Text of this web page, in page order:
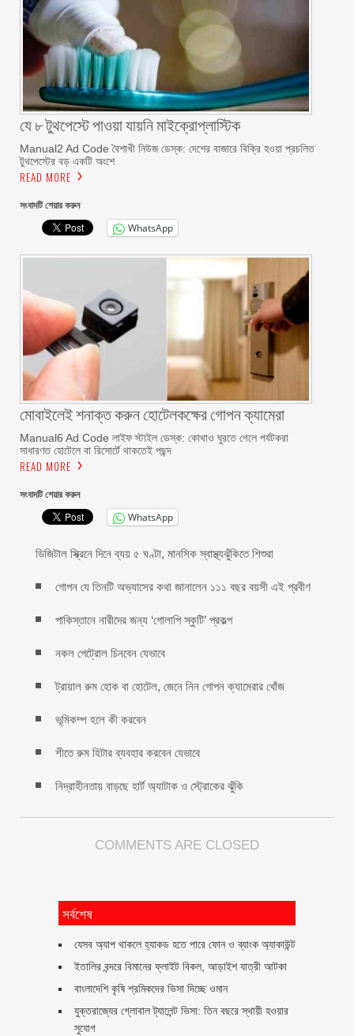
যে ৮ টুথপেস্টে পাওয়া যায়নি মাইক্রোপ্লাস্টিক
Manual2 Ad Code বৈশাখী নিউজ ডেস্ক: দেশের বাজারে বিক্রি হওয়া প্রচলিত
টুথপেস্টের বড় একটি অংশে
READ MORE
সংবাদটি শেয়ার করুন
WhatsApp
মোবাইলেই শনাক্ত করুন হোটেলকক্ষের গোপন ক্যামেরা
Manual6 Ad Code লাইফ স্টাইল ডেস্ক: কোথাও ঘুরতে গেলে পর্যটকরা
সাধারণত হোটেলে বা রিসোর্টে থাকতেই পছন্দ
READ MORE
সংবাদটি শেয়ার করুন
WhatsApp
ডিজিটাল স্ক্রিনে দিনে ব্যয় ৫ ঘণ্টা, মানসিক স্বাস্থ্যঝুঁকিতে শিশুরা
গোপন যে তিনটি অভ্যাসের কথা জানালেন ১১১ বছর বয়সী এই প্রবীণ
পাকিস্তানে নারীদের জন্য ‘গোলাপি স্কুটি’ প্রকল্প
নকল পেট্রোল চিনবেন যেভাবে
ট্রায়াল রুম হোক বা হোটেল, জেনে নিন গোপন ক্যামেরার খোঁজ
ভূমিকম্প হলে কী করবেন
শীতে রুম হিটার ব্যবহার করবেন যেভাবে
নিদ্রাহীনতায় বাড়ছে হার্ট অ্যাটাক ও স্ট্রোকের ঝুঁকি
COMMENTS ARE CLOSED
সর্বশেষ
যেসব অ্যাপ থাকলে হ্যাকড হতে পারে ফোন ও ব্যাংক অ্যাকাউন্ট
ইতালির বন্দরে বিমানের ফ্লাইট বিকল, আড়াইশ যাত্রী আটকা
বাংলাদেশি কৃষি শ্রমিকদের ভিসা দিচ্ছে ওমান
যুক্তরাজ্যের গ্লোবাল ট্যালেন্ট ভিসা: তিন বছরে স্থায়ী হওয়ার
সুযোগ